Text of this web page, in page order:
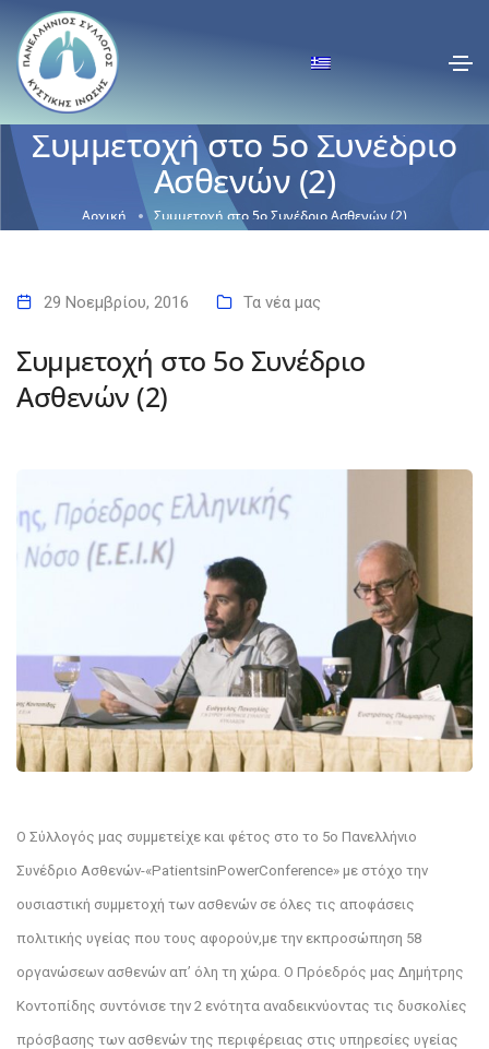
Συμμετοχή στο 5ο Συνέδριο
Ασθενών (2)
Αρχική Συμμετοχή στο 5ο Συνέδριο Ασθενών (2)
29 Νοεμβρίου, 2016 Τα νέα μας
Συμμετοχή στο 5ο Συνέδριο
Ασθενών (2)
Ο Σύλλογός μας συμμετείχε και φέτος στο το 5ο Πανελλήνιο
Συνέδριο Ασθενών-«PatientsinPowerConference» με στόχο την
ουσιαστική συμμετοχή των ασθενών σε όλες τις αποφάσεις
πολιτικής υγείας που τους αφορούν, με την εκπροσώπηση 58
οργανώσεων ασθενών απ’ όλη τη χώρα. Ο Πρόεδρός μας Δημήτρης
Κοντοπίδης συντόνισε την 2 ενότητα αναδεικνύοντας τις δυσκολίες
πρόσβασης των ασθενών της περιφέρειας στις υπηρεσίες υγείας